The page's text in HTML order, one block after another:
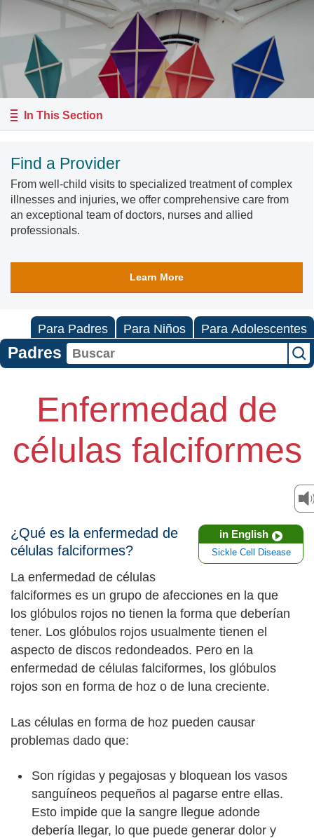
In This Section
Find a Provider
From well-child visits to specialized treatment of complex
illnesses and injuries, we offer comprehensive care from
an exceptional team of doctors, nurses and allied
professionals.
Learn More
Para Padres Para Niños Para Adolescentes
Padres
Enfermedad de
células falciformes
in English
Sickle Cell Disease
¿Qué es la enfermedad de
células falciformes?
La enfermedad de células
falciformes es un grupo de afecciones en la que
los glóbulos rojos no tienen la forma que deberían
tener. Los glóbulos rojos usualmente tienen el
aspecto de discos redondeados. Pero en la
enfermedad de células falciformes, los glóbulos
rojos son en forma de hoz o de luna creciente.
Las células en forma de hoz pueden causar
problemas dado que:
Son rígidas y pegajosas y bloquean los vasos
sanguíneos pequeños al pagarse entre ellas.
Esto impide que la sangre llegue adonde
debería llegar, lo que puede generar dolor y